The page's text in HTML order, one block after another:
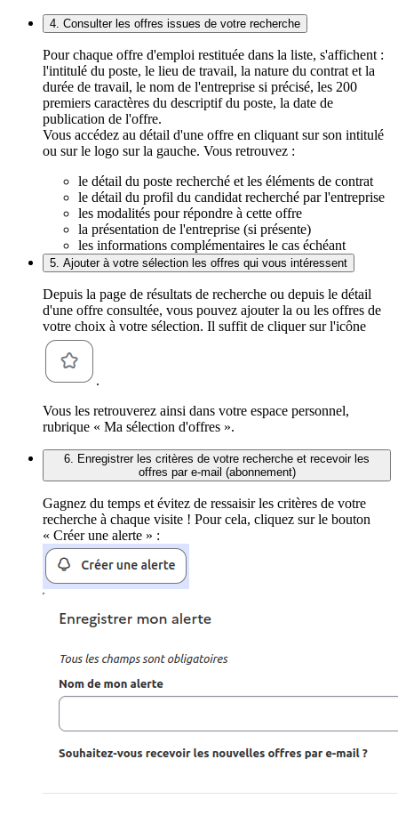
4. Consulter les offres issues de votre recherche
Pour chaque offre d'emploi restituée dans la liste, s'affichent :
l'intitulé du poste, le lieu de travail, la nature du contrat et la
durée de travail, le nom de l'entreprise si précisé, les 200
premiers caractères du descriptif du poste, la date de
publication de l'offre.
Vous accédez au détail d'une offre en cliquant sur son intitulé
ou sur le logo sur la gauche. Vous retrouvez :
le détail du poste recherché et les éléments de contrat
le détail du profil du candidat recherché par l'entreprise
les modalités pour répondre à cette offre
la présentation de l'entreprise (si présente)
les informations complémentaires le cas échéant
5. Ajouter à votre sélection les offres qui vous intéressent
Depuis la page de résultats de recherche ou depuis le détail
d'une offre consultée, vous pouvez ajouter la ou les offres de
votre choix à votre sélection. Il suffit de cliquer sur l'icône
.
Vous les retrouverez ainsi dans votre espace personnel,
rubrique « Ma sélection d'offres ».
6. Enregistrer les critères de votre recherche et recevoir les
offres par e-mail (abonnement)
Gagnez du temps et évitez de ressaisir les critères de votre
recherche à chaque visite ! Pour cela, cliquez sur le bouton
« Créer une alerte » :